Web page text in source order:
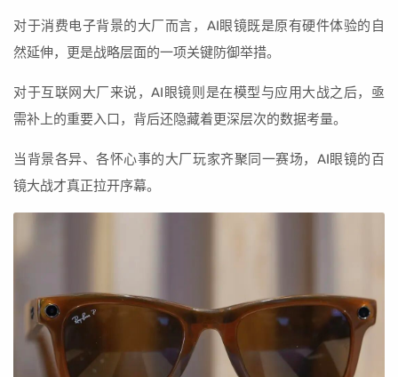
对于消费电子背景的大厂而言，AI眼镜既是原有硬件体验的自
然延伸，更是战略层面的一项关键防御举措。
对于互联网大厂来说，AI眼镜则是在模型与应用大战之后，亟
需补上的重要入口，背后还隐藏着更深层次的数据考量。
当背景各异、各怀心事的大厂玩家齐聚同一赛场，AI眼镜的百
镜大战才真正拉开序幕。